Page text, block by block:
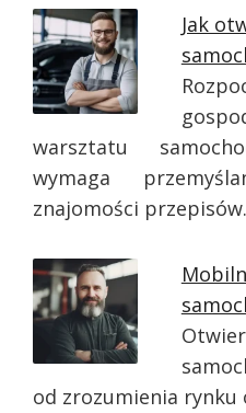
Jak
warsztatu
wymaga
znajomości
od zrozumienia